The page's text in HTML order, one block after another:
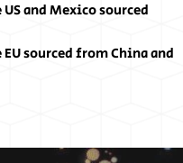
and Mexico sourced
sourced from China and